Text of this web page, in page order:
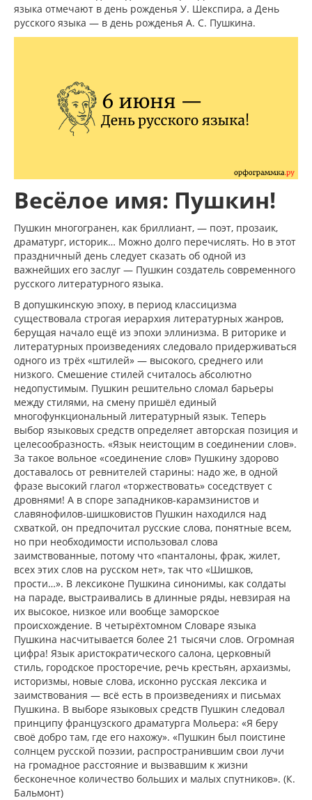
языка отмечают в день рожденья У. Шекспира, а День
русского языка — в день рожденья А. С. Пушкина.
Весёлое имя: Пушкин!
Пушкин многогранен, как бриллиант, — поэт, прозаик,
драматург, историк… Можно долго перечислять. Но в этот
праздничный день следует сказать об одной из
важнейших его заслуг — Пушкин создатель современного
русского литературного языка.
В допушкинскую эпоху, в период классицизма
существовала строгая иерархия литературных жанров,
берущая начало ещё из эпохи эллинизма. В риторике и
литературных произведениях следовало придерживаться
одного из трёх «штилей» — высокого, среднего или
низкого. Смешение стилей считалось абсолютно
недопустимым. Пушкин решительно сломал барьеры
между стилями, на смену пришёл единый
многофункциональный литературный язык. Теперь
выбор языковых средств определяет авторская позиция и
целесообразность. «Язык неистощим в соединении слов».
За такое вольное «соединение слов» Пушкину здорово
доставалось от ревнителей старины: надо же, в одной
фразе высокий глагол «торжествовать» соседствует с
дровнями! А в споре западников-карамзинистов и
славянофилов-шишковистов Пушкин находился над
схваткой, он предпочитал русские слова, понятные всем,
но при необходимости использовал слова
заимствованные, потому что «панталоны, фрак, жилет,
всех этих слов на русском нет», так что «Шишков,
прости…». В лексиконе Пушкина синонимы, как солдаты
на параде, выстраивались в длинные ряды, невзирая на
их высокое, низкое или вообще заморское
происхождение. В четырёхтомном Словаре языка
Пушкина насчитывается более 21 тысячи слов. Огромная
цифра! Язык аристократического салона, церковный
стиль, городское просторечие, речь крестьян, архаизмы,
историзмы, новые слова, исконно русская лексика и
заимствования — всё есть в произведениях и письмах
Пушкина. В выборе языковых средств Пушкин следовал
принципу французского драматурга Мольера: «Я беру
своё добро там, где его нахожу». «Пушкин был поистине
солнцем русской поэзии, распространившим свои лучи
на громадное расстояние и вызвавшим к жизни
бесконечное количество больших и малых спутников». (К.
Бальмонт)